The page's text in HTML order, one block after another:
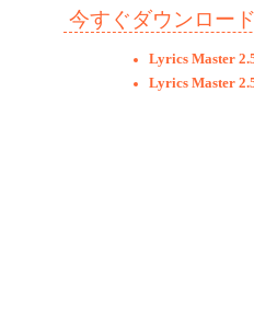
今すぐダウンロード
Lyrics Master
Lyrics Master